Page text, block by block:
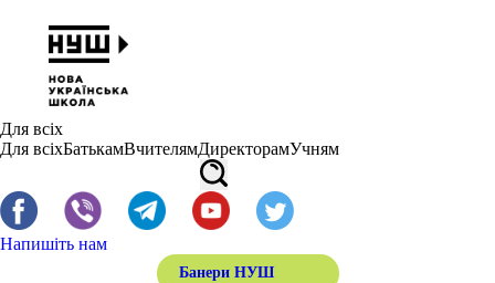
Для всіх
Для всіхБатькамВчителямДиректорамУчням
Напишіть нам
Банери НУШ